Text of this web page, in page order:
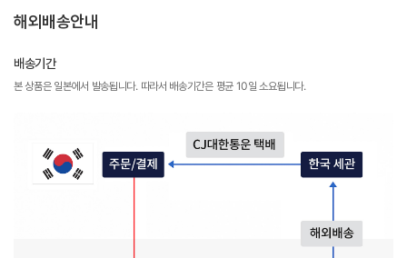
해외배송안내
배송기간
본 상품은 일본에서 발송됩니다. 따라서 배송기간은 평균 10일 소요됩니다.